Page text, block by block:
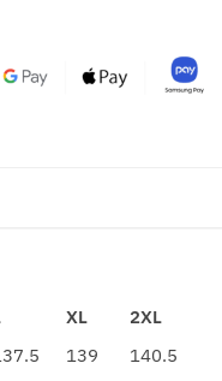
XL
2XL
139
140.5